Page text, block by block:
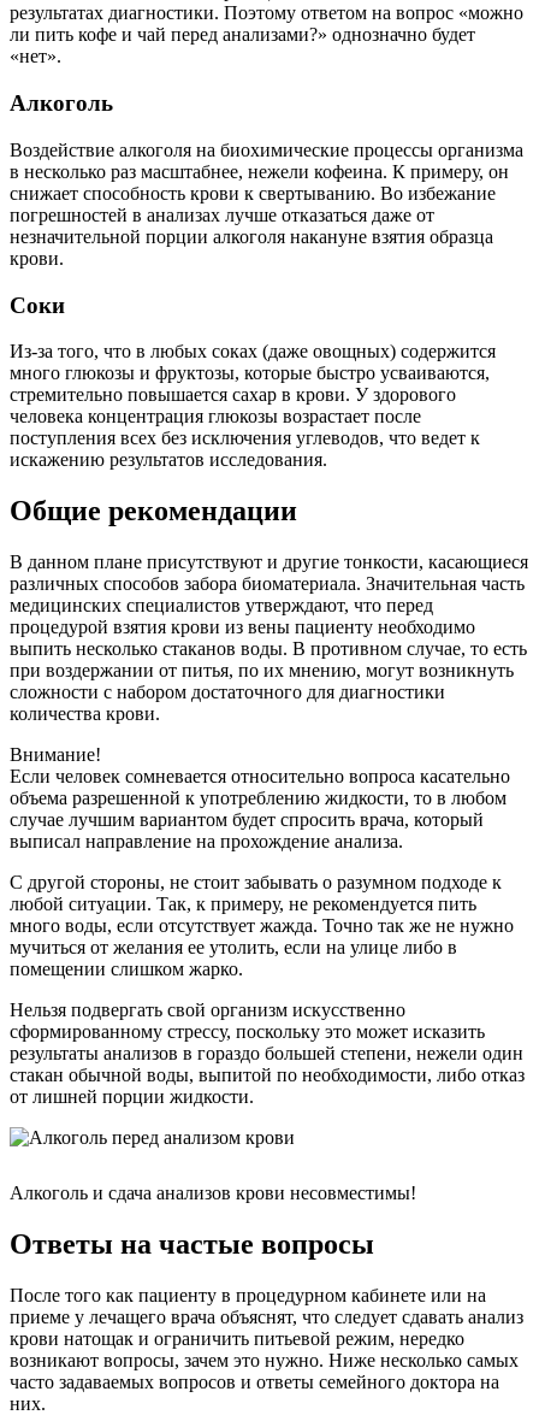
результатах диагностики. Поэтому ответом на вопрос «можно
ли пить кофе и чай перед анализами?» однозначно будет
«нет».
Алкоголь
Воздействие алкоголя на биохимические процессы организма
в несколько раз масштабнее, нежели кофеина. К примеру, он
снижает способность крови к свертыванию. Во избежание
погрешностей в анализах лучше отказаться даже от
незначительной порции алкоголя накануне взятия образца
крови.
Соки
Из-за того, что в любых соках (даже овощных) содержится
много глюкозы и фруктозы, которые быстро усваиваются,
стремительно повышается сахар в крови. У здорового
человека концентрация глюкозы возрастает после
поступления всех без исключения углеводов, что ведет к
искажению результатов исследования.
Общие рекомендации
В данном плане присутствуют и другие тонкости, касающиеся
различных способов забора биоматериала. Значительная часть
медицинских специалистов утверждают, что перед
процедурой взятия крови из вены пациенту необходимо
выпить несколько стаканов воды. В противном случае, то есть
при воздержании от питья, по их мнению, могут возникнуть
сложности с набором достаточного для диагностики
количества крови.
Внимание!
Если человек сомневается относительно вопроса касательно
объема разрешенной к употреблению жидкости, то в любом
случае лучшим вариантом будет спросить врача, который
выписал направление на прохождение анализа.
С другой стороны, не стоит забывать о разумном подходе к
любой ситуации. Так, к примеру, не рекомендуется пить
много воды, если отсутствует жажда. Точно так же не нужно
мучиться от желания ее утолить, если на улице либо в
помещении слишком жарко.
Нельзя подвергать свой организм искусственно
сформированному стрессу, поскольку это может исказить
результаты анализов в гораздо большей степени, нежели один
стакан обычной воды, выпитой по необходимости, либо отказ
от лишней порции жидкости.
Алкоголь и сдача анализов крови несовместимы!
Ответы на частые вопросы
После того как пациенту в процедурном кабинете или на
приеме у лечащего врача объяснят, что следует сдавать анализ
крови натощак и ограничить питьевой режим, нередко
возникают вопросы, зачем это нужно. Ниже несколько самых
часто задаваемых вопросов и ответы семейного доктора на
них.